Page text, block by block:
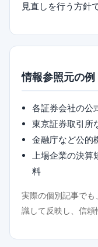
見直しを行う方針
情報参照元の例
各証券会社の公
東京証券取引所
金融庁など公的
上場企業の決算
料
実際の個別記事で
識して反映し、信頼